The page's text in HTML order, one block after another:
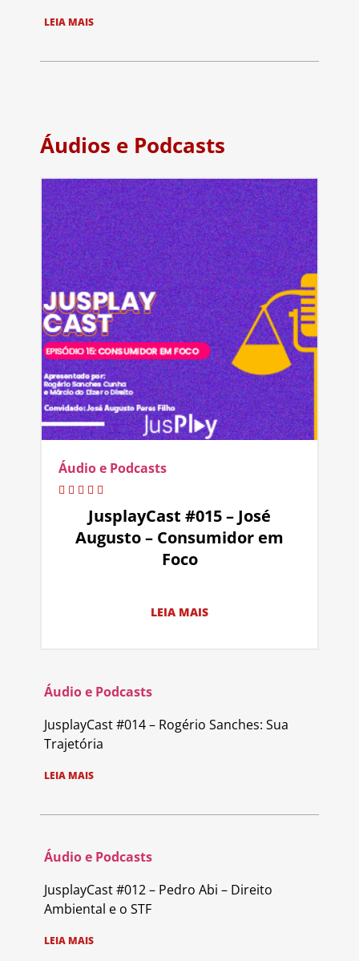
LEIA MAIS
Áudios e Podcasts
Áudio e Podcasts
JusplayCast #015 – José
Augusto – Consumidor em
Foco
LEIA MAIS
Áudio e Podcasts
JusplayCast #014 – Rogério Sanches: Sua
Trajetória
LEIA MAIS
Áudio e Podcasts
JusplayCast #012 – Pedro Abi – Direito
Ambiental e o STF
LEIA MAIS